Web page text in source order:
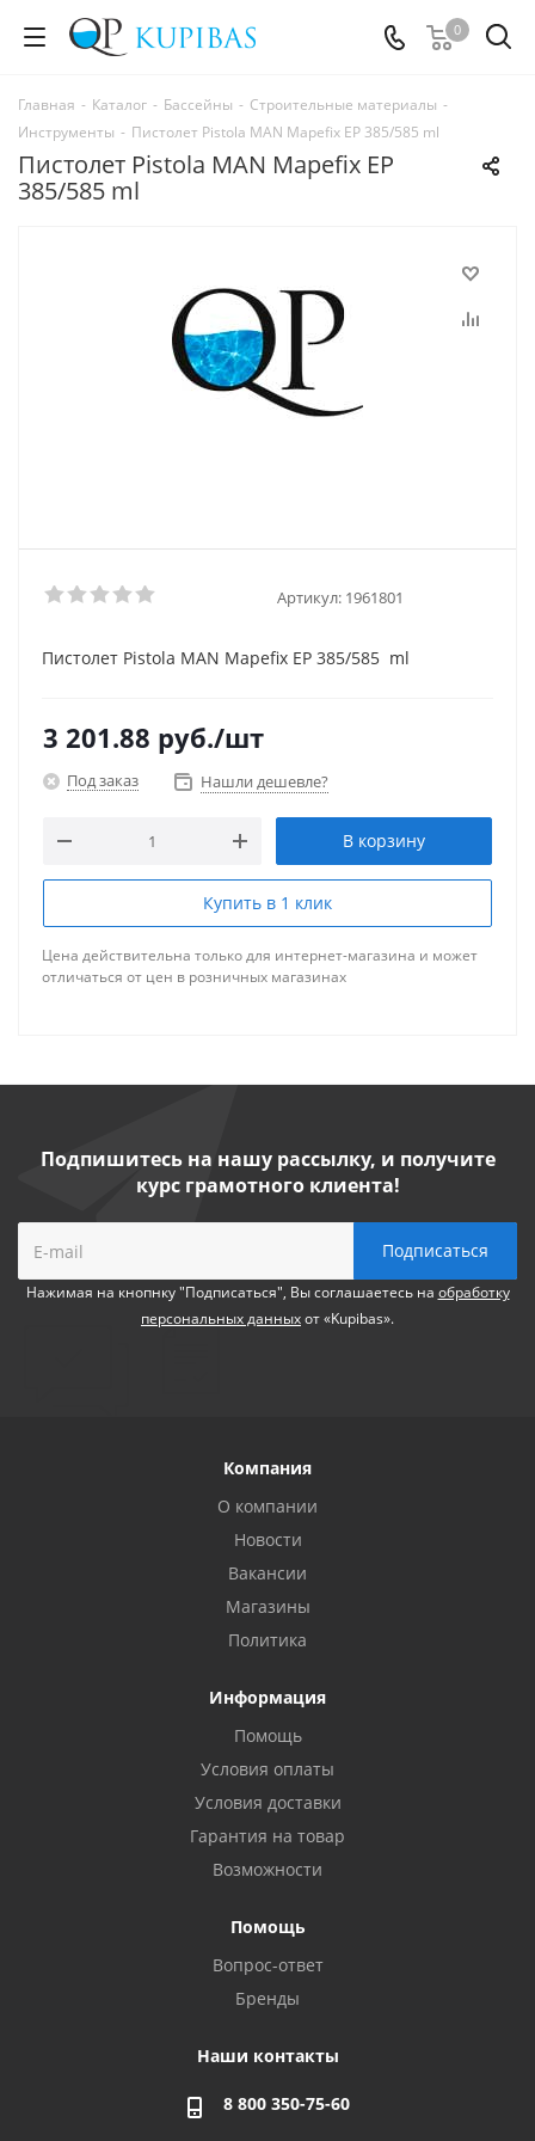
0
Главная - Каталог - Бассейны - Строительные материалы -
Инструменты - Пистолет Pistola MAN Mapefix EP 385/585 ml
Пистолет Pistola MAN Mapefix EP
385/585 ml
Артикул: 1961801
Пистолет Pistola MAN Mapefix EP 385/585 ml
3 201.88 руб./шт
Под заказ Нашли дешевле?
В корзину
Купить в 1 клик
Цена действительна только для интернет-магазина и может
отличаться от цен в розничных магазинах
Подпишитесь на нашу рассылку, и получите
курс грамотного клиента!
Нажимая на кнопнку "Подписаться", Вы соглашаетесь на обработку
персональных данныхот «Kupibas».
Компания
О компании
Новости
Вакансии
Магазины
Политика
Информация
Помощь
Условия оплаты
Условия доставки
Гарантия на товар
Возможности
Помощь
Вопрос-ответ
Бренды
Наши контакты
8 800 350-75-60